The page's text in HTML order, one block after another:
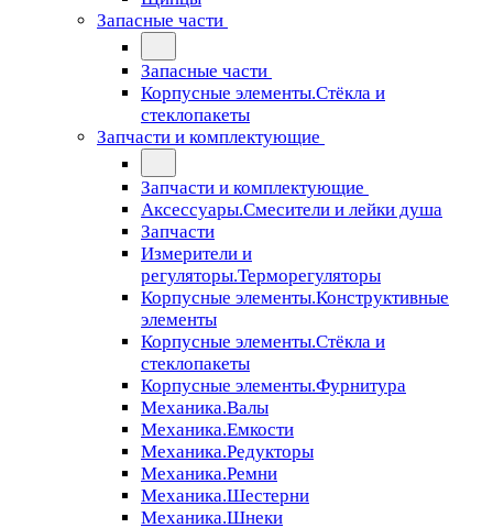
Запасные части
Запасные части
Корпусные элементы.Стёкла и
стеклопакеты
Запчасти и комплектующие
Запчасти и комплектующие
Аксессуары.Смесители и лейки душа
Запчасти
Измерители и
регуляторы.Терморегуляторы
Корпусные элементы.Конструктивные
элементы
Корпусные элементы.Стёкла и
стеклопакеты
Корпусные элементы.Фурнитура
Механика.Валы
Механика.Емкости
Механика.Редукторы
Механика.Ремни
Механика.Шестерни
Механика.Шнеки